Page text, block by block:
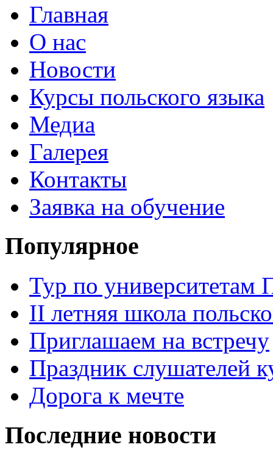
Главная
О нас
Новости
Курсы польского языка
Медиа
Галерея
Контакты
Заявка на обучение
Популярное
Тур по университетам
II летняя школа
Приглашаем на встречу
Праздник слушателей
Дорога к мечте
Последние новости